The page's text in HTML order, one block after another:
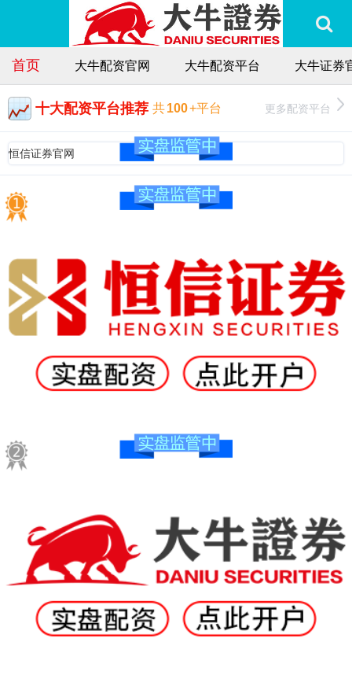
首页 大牛配资官网 大牛配资平台 大牛证券
十大配资平台推荐 共100+平台 更多配资平台
恒信证券官网